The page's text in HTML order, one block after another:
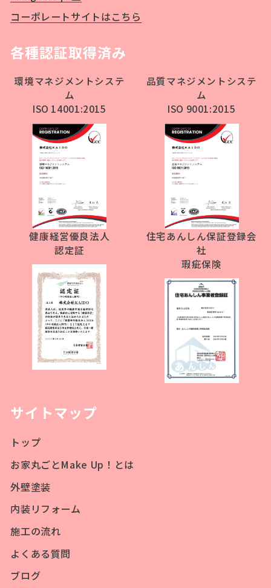
コーポレートサイトはこちら
各種認証取得済み
環境マネジメントシステ
ム
ISO 14001:2015
品質マネジメントシステ
ム
ISO 9001:2015
健康経営優良法人
認定証
住宅あんしん保証登録会
社
瑕疵保険
サイトマップ
トップ
お家丸ごとMake Up！とは
外壁塗装
内装リフォーム
施工の流れ
よくある質問
ブログ